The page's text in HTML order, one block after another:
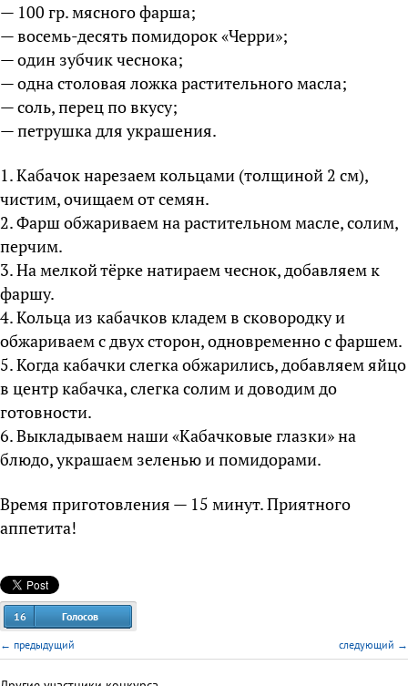
— 100 гр. мясного фарша;
— восемь-десять помидорок «Черри»;
— один зубчик чеснока;
— одна столовая ложка растительного масла;
— соль, перец по вкусу;
— петрушка для украшения.
1. Кабачок нарезаем кольцами (толщиной 2 см),
чистим, очищаем от семян.
2. Фарш обжариваем на растительном масле, солим,
перчим.
3. На мелкой тёрке натираем чеснок, добавляем к
фаршу.
4. Кольца из кабачков кладем в сковородку и
обжариваем с двух сторон, одновременно с фаршем.
5. Когда кабачки слегка обжарились, добавляем яйцо
в центр кабачка, слегка солим и доводим до
готовности.
6. Выкладываем наши «Кабачковые глазки» на
блюдо, украшаем зеленью и помидорами.
Время приготовления — 15 минут. Приятного
аппетита!
16 Голосов
← предыдущий следующий →